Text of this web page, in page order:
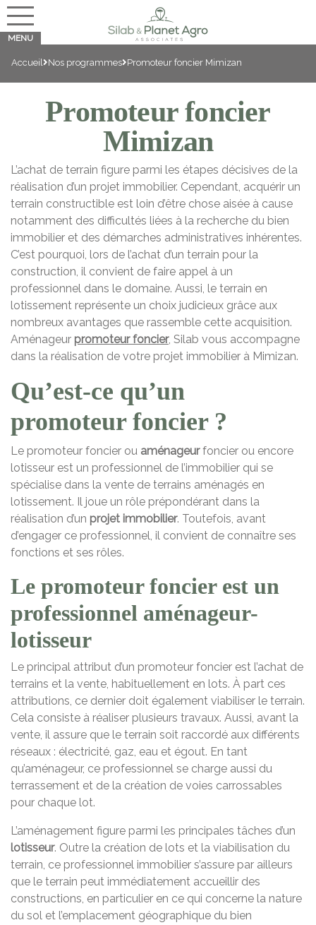
Accueil Nos programmes Promoteur foncier Mimizan
Promoteur foncier
Mimizan
L’achat de terrain figure parmi les étapes décisives de la
réalisation d’un projet immobilier. Cependant, acquérir un
terrain constructible est loin d’être chose aisée à cause
notamment des difficultés liées à la recherche du bien
immobilier et des démarches administratives inhérentes.
C’est pourquoi, lors de l’achat d’un terrain pour la
construction, il convient de faire appel à un
professionnel dans le domaine. Aussi, le terrain en
lotissement représente un choix judicieux grâce aux
nombreux avantages que rassemble cette acquisition.
Aménageur promoteur foncier, Silab vous accompagne
dans la réalisation de votre projet immobilier à Mimizan.
Qu’est-ce qu’un
promoteur foncier ?
Le promoteur foncier ou aménageurfoncier ou encore
lotisseur est un professionnel de l’immobilier qui se
spécialise dans la vente de terrains aménagés en
lotissement. Il joue un rôle prépondérant dans la
réalisation d’un projet immobilier. Toutefois, avant
d’engager ce professionnel, il convient de connaître ses
fonctions et ses rôles.
Le promoteur foncier est un
professionnel aménageur-
lotisseur
Le principal attribut d’un promoteur foncier est l’achat de
terrains et la vente, habituellement en lots. À part ces
attributions, ce dernier doit également viabiliser le terrain.
Cela consiste à réaliser plusieurs travaux. Aussi, avant la
vente, il assure que le terrain soit raccordé aux différents
réseaux : électricité, gaz, eau et égout. En tant
qu’aménageur, ce professionnel se charge aussi du
terrassement et de la création de voies carrossables
pour chaque lot.
L’aménagement figure parmi les principales tâches d’un
lotisseur. Outre la création de lots et la viabilisation du
terrain, ce professionnel immobilier s’assure par ailleurs
que le terrain peut immédiatement accueillir des
constructions, en particulier en ce qui concerne la nature
du sol et l’emplacement géographique du bien